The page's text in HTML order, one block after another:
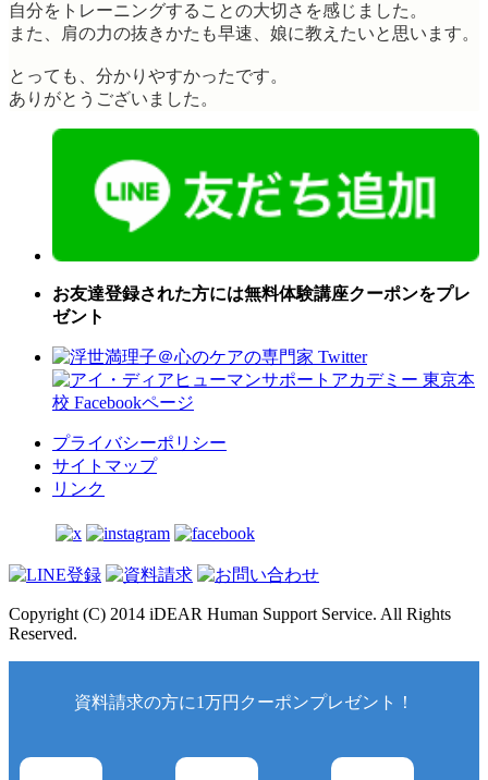
自分をトレーニングすることの大切さを感じました。
また、肩の力の抜きかたも早速、娘に教えたいと思います。
とっても、分かりやすかったです。
ありがとうございました。
お友達登録された方には無料体験講座クーポンをプレ
ゼント
プライバシーポリシー
サイトマップ
リンク
Copyright (C) 2014 iDEAR Human Support Service. All Rights
Reserved.
資料請求の方に1万円クーポンプレゼント！